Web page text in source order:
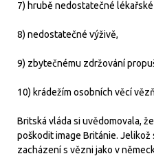
7) hrubě nedostatečné lékařské
8) nedostatečné výživě,
9) zbytečnému zdržování
10) krádežím osobních věcí
Britská vláda si uvědomovala,
poškodit image Británie.
zacházení s vězni jako v